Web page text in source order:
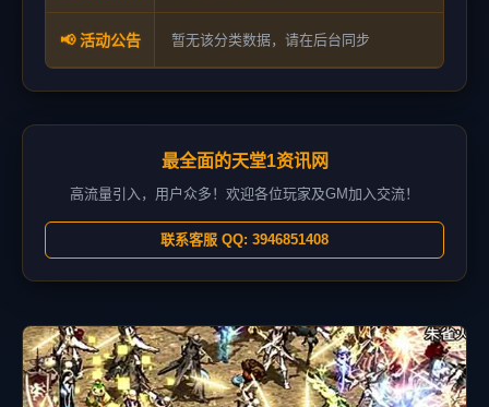
📢 活动公告 暂无该分类数据，请在后台同步
最全面的天堂1资讯网
高流量引入，用户众多！欢迎各位玩家及GM加入交流！
联系客服 QQ: 3946851408